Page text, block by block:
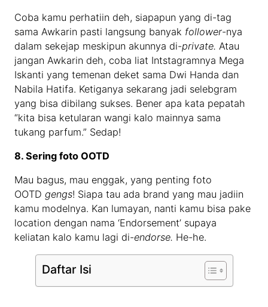
Coba kamu perhatiin deh, siapapun yang di-tag
sama Awkarin pasti langsung banyak follower-nya
dalam sekejap meskipun akunnya di-private. Atau
jangan Awkarin deh, coba liat Intstagramnya Mega
Iskanti yang temenan deket sama Dwi Handa dan
Nabila Hatifa. Ketiganya sekarang jadi selebgram
yang bisa dibilang sukses. Bener apa kata pepatah
“kita bisa ketularan wangi kalo mainnya sama
tukang parfum.” Sedap!
8. Sering foto OOTD
Mau bagus, mau enggak, yang penting foto
OOTDgengs! Siapa tau ada brand yang mau jadiin
kamu modelnya. Kan lumayan, nanti kamu bisa pake
location dengan nama ‘Endorsement’ supaya
keliatan kalo kamu lagi di-endorse. He-he.
Daftar Isi